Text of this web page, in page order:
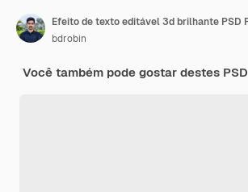
bdrobin
Você também pode gostar destes PSD